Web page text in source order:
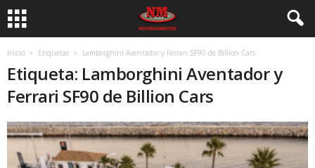
Inicio Etiquetas Lamborghini Aventador y Ferrari SF90 de Billion Cars
Etiqueta: Lamborghini Aventador y
Ferrari SF90 de Billion Cars